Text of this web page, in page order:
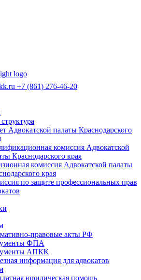
+7 (861) 276-46-20
Адвокатской палаты Краснодарского
комиссия Адвокатской
Краснодарского края
комиссия Адвокатской палаты
края
по защите профессиональных прав
правовые акты РФ
ФПА
АПКК
информация для адвокатов
юридическая помощь